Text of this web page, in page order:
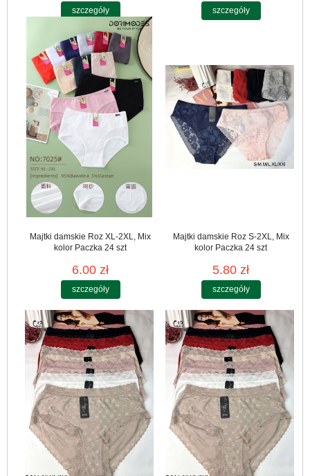
szczegóły szczegóły
Majtki damskie Roz XL-2XL, Mix
kolor Paczka 24 szt
6.00 zł
szczegóły
Majtki damskie Roz S-2XL, Mix
kolor Paczka 24 szt
5.80 zł
szczegóły